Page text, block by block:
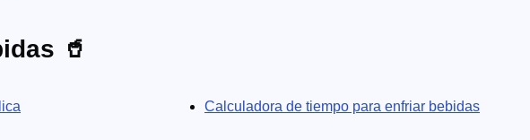
🥤
Calculadora de tiempo para enfriar bebidas